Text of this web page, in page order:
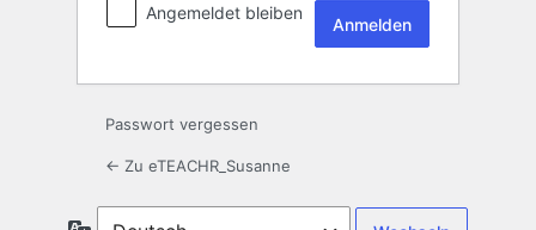
Angemeldet bleiben
Passwort vergessen
← Zu eTEACHR_Susanne